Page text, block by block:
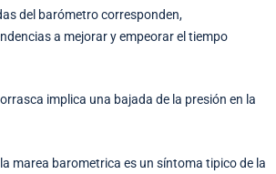
del barómetro corresponden,
a mejorar y empeorar el tiempo
implica una bajada de la presión en la
marea barometrica es un síntoma tipico de la